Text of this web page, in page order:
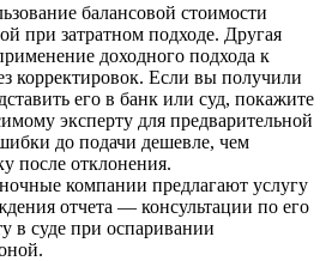
балансовой стоимости
при затратном подходе. Другая
доходного подхода к
корректировок. Если вы получили
его в банк или суд, покажите
эксперту для предварительной
до подачи дешевле, чем
после отклонения.
компании предлагают услугу
отчета — консультации по его
в суде при оспаривании